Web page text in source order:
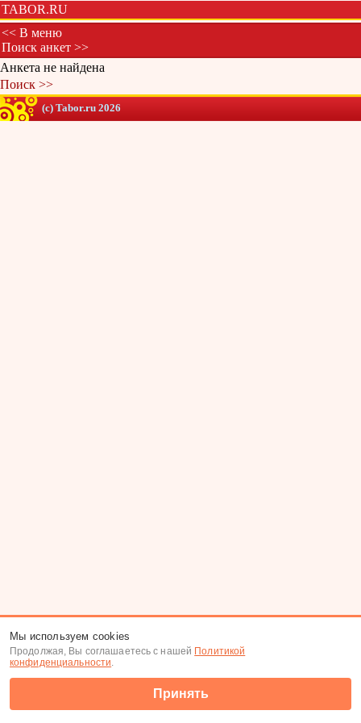
TABOR.RU
<< В меню
Поиск анкет >>
Анкета не найдена
Поиск >>
(c) Tabor.ru 2026
Мы используем cookies
Продолжая, Вы соглашаетесь с нашей Политикой
конфиденциальности.
Принять